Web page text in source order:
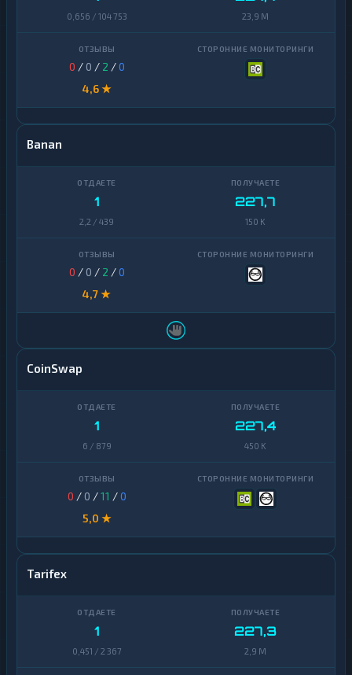
0,656 / 104 753 23,9 M
0 / 0 / 2 /0
4,6 ★
Banan
1
2,2 / 439
227,7
150 K
0 / 0 / 2 /0
4,7 ★
CoinSwap
1
6 / 879
227,4
450 K
0 / 0 /11 /0
5,0 ★
Tarifex
1
0,451 / 2 367
227,3
2,9 M